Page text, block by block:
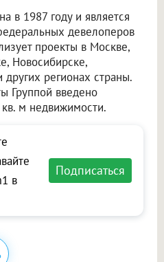
в 1987 году и является
девелоперов
проекты в Москве,
Новосибирске,
других регионах страны.
Группой введено
м недвижимости.
в
Подписаться